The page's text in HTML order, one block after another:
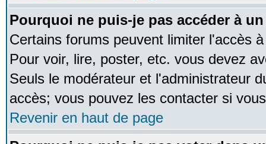
Pourquoi ne puis-je pas accéder à
Certains forums peuvent limiter l'accès
Pour voir, lire, poster, etc. vous devez
Seuls le modérateur et l'administrateur
accès; vous pouvez les contacter si
Revenir en haut de page